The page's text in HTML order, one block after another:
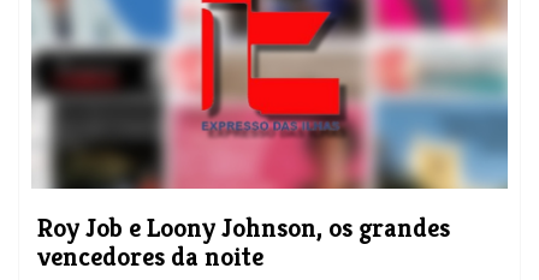
Roy Job e Loony Johnson, os grandes
vencedores da noite